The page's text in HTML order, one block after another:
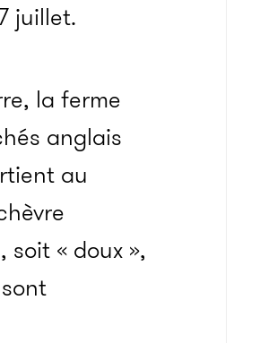
juillet.
la ferme
anglais
au
« doux »,